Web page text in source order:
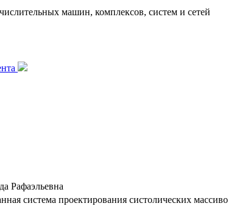
машин, комплексов, систем и сетей
Рафаэльевна
система проектирования систолических